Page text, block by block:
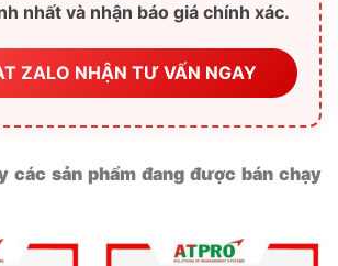
nhất và nhận báo giá chính xác.
ZALO NHẬN TƯ VẤN NGAY
các sản phẩm đang được bán chạy